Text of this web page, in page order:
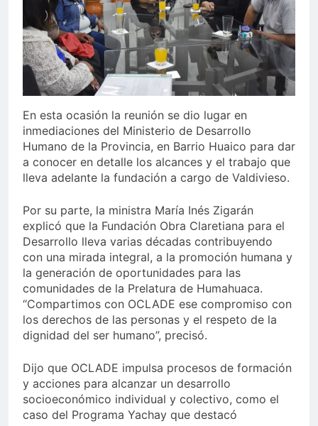
En esta ocasión la reunión se dio lugar en
inmediaciones del Ministerio de Desarrollo
Humano de la Provincia, en Barrio Huaico para dar
a conocer en detalle los alcances y el trabajo que
lleva adelante la fundación a cargo de Valdivieso.
Por su parte, la ministra María Inés Zigarán
explicó que la Fundación Obra Claretiana para el
Desarrollo lleva varias décadas contribuyendo
con una mirada integral, a la promoción humana y
la generación de oportunidades para las
comunidades de la Prelatura de Humahuaca.
“Compartimos con OCLADE ese compromiso con
los derechos de las personas y el respeto de la
dignidad del ser humano”, precisó.
Dijo que OCLADE impulsa procesos de formación
y acciones para alcanzar un desarrollo
socioeconómico individual y colectivo, como el
caso del Programa Yachay que destacó